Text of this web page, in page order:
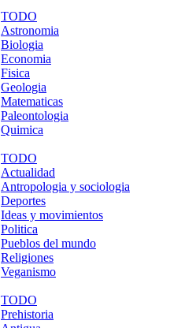
TODO
Astronomia
Biologia
Economia
Fisica
Geologia
Matematicas
Paleontologia
Quimica
TODO
Actualidad
Antropologia y sociologia
Deportes
Ideas y movimientos
Politica
Pueblos del mundo
Religiones
Veganismo
TODO
Prehistoria